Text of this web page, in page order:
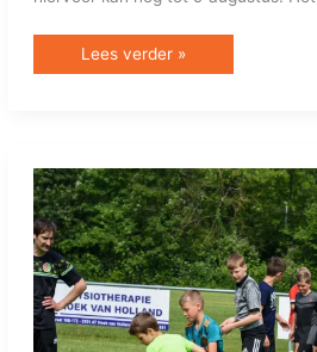
Lees verder »
AFSLUITDAG
ZTBM